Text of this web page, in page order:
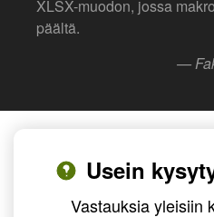
XLSX-muodon, jossa
päältä.
—
Usein
Vastauksia yleisiin